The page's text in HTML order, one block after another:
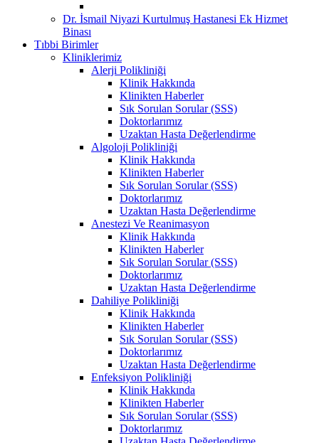
Dr. İsmail Niyazi Kurtulmuş Hastanesi Ek Hizmet
Binası
Tıbbi Birimler
Kliniklerimiz
Alerji Polikliniği
Klinik Hakkında
Klinikten Haberler
Sık Sorulan Sorular (SSS)
Doktorlarımız
Uzaktan Hasta Değerlendirme
Algoloji Polikliniği
Klinik Hakkında
Klinikten Haberler
Sık Sorulan Sorular (SSS)
Doktorlarımız
Uzaktan Hasta Değerlendirme
Anestezi Ve Reanimasyon
Klinik Hakkında
Klinikten Haberler
Sık Sorulan Sorular (SSS)
Doktorlarımız
Uzaktan Hasta Değerlendirme
Dahiliye Polikliniği
Klinik Hakkında
Klinikten Haberler
Sık Sorulan Sorular (SSS)
Doktorlarımız
Uzaktan Hasta Değerlendirme
Enfeksiyon Polikliniği
Klinik Hakkında
Klinikten Haberler
Sık Sorulan Sorular (SSS)
Doktorlarımız